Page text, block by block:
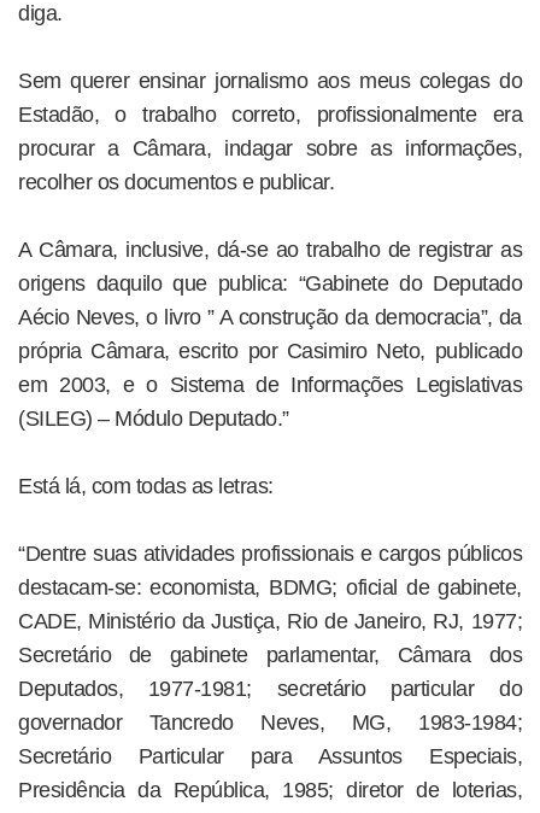
diga.
Sem querer ensinar jornalismo aos meus colegas do
Estadão, o trabalho correto, profissionalmente era
procurar a Câmara, indagar sobre as informações,
recolher os documentos e publicar.
A Câmara, inclusive, dá-se ao trabalho de registrar as
origens daquilo que publica: “Gabinete do Deputado
Aécio Neves, o livro ” A construção da democracia”, da
própria Câmara, escrito por Casimiro Neto, publicado
em 2003, e o Sistema de Informações Legislativas
(SILEG) – Módulo Deputado.”
Está lá, com todas as letras:
“Dentre suas atividades profissionais e cargos públicos
destacam-se: economista, BDMG; oficial de gabinete,
CADE, Ministério da Justiça, Rio de Janeiro, RJ, 1977;
Secretário de gabinete parlamentar, Câmara dos
Deputados, 1977-1981; secretário particular do
governador Tancredo Neves, MG, 1983-1984;
Secretário Particular para Assuntos Especiais,
Presidência da República, 1985; diretor de loterias,